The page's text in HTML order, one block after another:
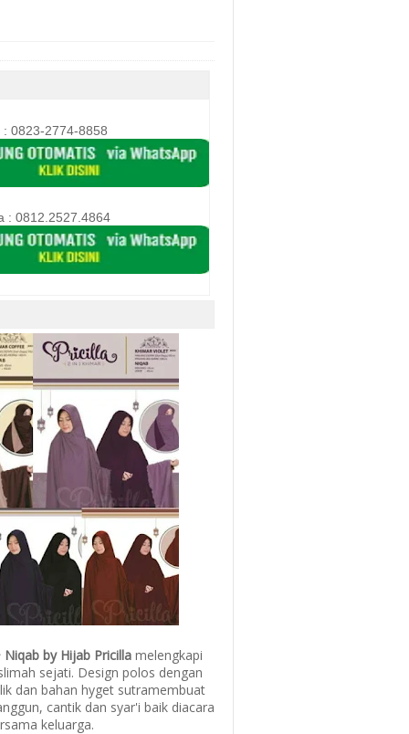
: 0823-2774-8858
: 0812.2527.4864
by Hijab Pricilla melengkapi
sejati. Design polos dengan
dan bahan hyget sutramembuat
cantik dan syar'i baik diacara
keluarga.